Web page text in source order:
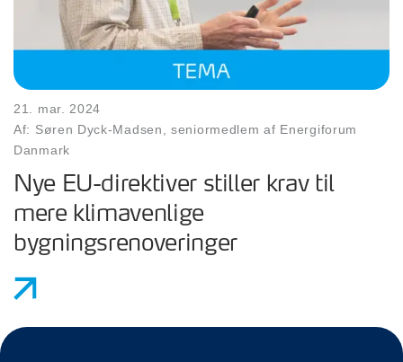
21. mar. 2024
Af: Søren Dyck-Madsen, seniormedlem af Energiforum
Danmark
Nye EU-direktiver stiller krav til
mere klimavenlige
bygningsrenoveringer